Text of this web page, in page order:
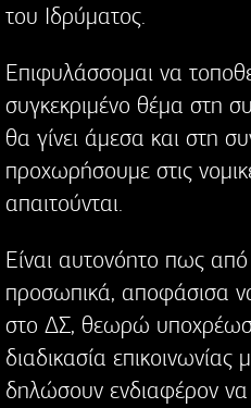
του Ιδρύματος.
Επιφυλάσσομαι να
συγκεκριμένο θέμα στη
θα γίνει άμεσα και στη
προχωρήσουμε στις
απαιτούνται.
Είναι αυτονόητο πως
προσωπικά, αποφάσισα
στο ΔΣ, θεωρώ
διαδικασία
δηλώσουν ενδιαφέρον